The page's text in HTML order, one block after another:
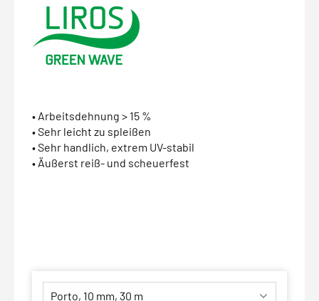
• Arbeitsdehnung > 15 %
• Sehr leicht zu spleißen
• Sehr handlich, extrem UV-stabil
• Äußerst reiß- und scheuerfest